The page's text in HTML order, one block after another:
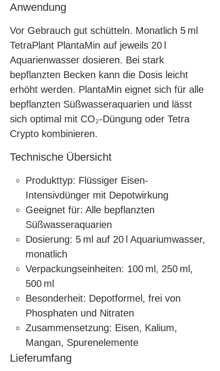
Anwendung
Vor Gebrauch gut schütteln. Monatlich 5 ml
TetraPlant PlantaMin auf jeweils 20 l
Aquarienwasser dosieren. Bei stark
bepflanzten Becken kann die Dosis leicht
erhöht werden. PlantaMin eignet sich für alle
bepflanzten Süßwasseraquarien und lässt
sich optimal mit CO₂-Düngung oder Tetra
Crypto kombinieren.
Technische Übersicht
Produkttyp: Flüssiger Eisen-
Intensivdünger mit Depotwirkung
Geeignet für: Alle bepflanzten
Süßwasseraquarien
Dosierung: 5 ml auf 20 l Aquariumwasser,
monatlich
Verpackungseinheiten: 100 ml, 250 ml,
500 ml
Besonderheit: Depotformel, frei von
Phosphaten und Nitraten
Zusammensetzung: Eisen, Kalium,
Mangan, Spurenelemente
Lieferumfang